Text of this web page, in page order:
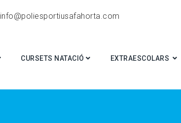
info@poliesportiusafahorta.com
CURSETS NATACIÓ EXTRAESCOLARS